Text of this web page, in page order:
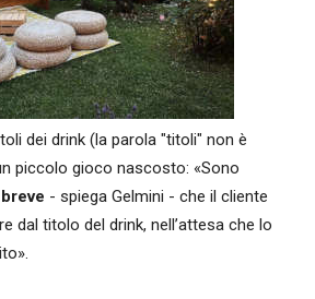
dei drink (la parola "titoli" non è
piccolo gioco nascosto: «Sono
- spiega Gelmini - che il cliente
dal titolo del drink, nell’attesa che lo